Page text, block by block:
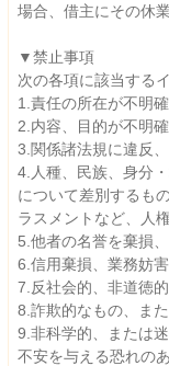
場合、借主にその休
▼禁止事項
次の各項に該当する
1.責任の所在が不明
2.内容、目的が不明
3.関係諸法規に違反
4.人種、民族、身分
について差別するも
ラスメントなど、人
5.他者の名誉を棄損
6.信用棄損、業務妨
7.反社会的、非道徳
8.詐欺的なもの、ま
9.非科学的、または
不安を与える恐れの